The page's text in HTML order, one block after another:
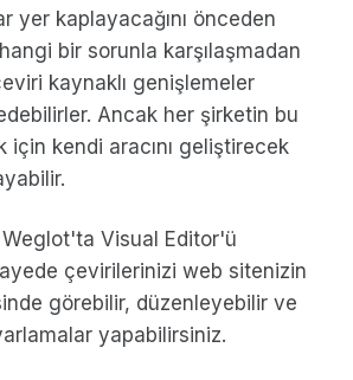
yer kaplayacağını önceden
bir sorunla karşılaşmadan
kaynaklı genişlemeler
Ancak her şirketin bu
için kendi aracını geliştirecek
Visual Editor'ü
çevirilerinizi web sitenizin
görebilir, düzenleyebilir ve
yapabilirsiniz.